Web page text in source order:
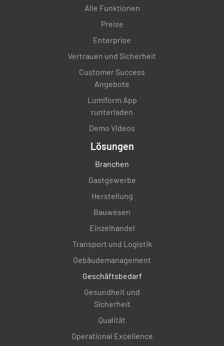
Alle Funktionen
Preise
Enterprise
Vertrauen und Sicherheit
Customer Success
Angebote
Lumiform App
runterladen
Demo Videos
Lösungen
Branchen
Gastgewerbe
Herstellung
Bauwesen
Einzelhandel
Transport und Logistik
Gebäudemanagement
Geschäftsbedarf
Gesundheit und
Sicherheit
Qualität
Operational Excellence